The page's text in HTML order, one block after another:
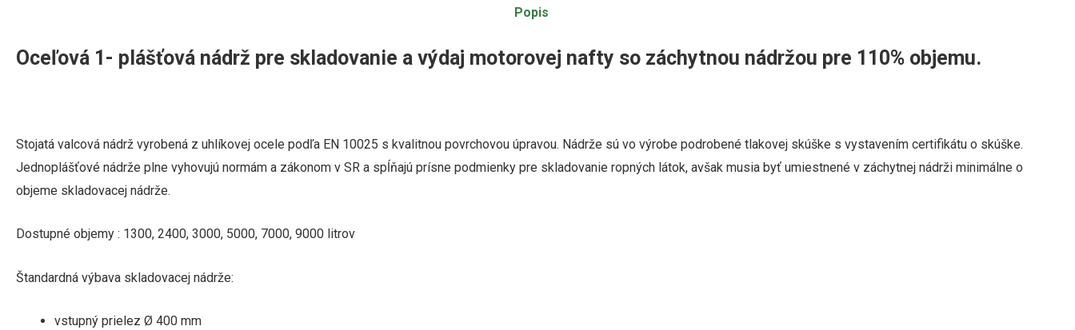
Popis
Oceľová 1- plášťová nádrž pre skladovanie a výdaj motorovej nafty so záchytnou nádržou pre 110% objemu.
Stojatá valcová nádrž vyrobená z uhlíkovej ocele podľa EN 10025 s kvalitnou povrchovou úpravou. Nádrže sú vo výrobe podrobené tlakovej skúške s vystavením certifikátu o skúške.
Jednoplášťové nádrže plne vyhovujú normám a zákonom v SR a spĺňajú prísne podmienky pre skladovanie ropných látok, avšak musia byť umiestnené v záchytnej nádrži minimálne o
objeme skladovacej nádrže.
Dostupné objemy : 1300, 2400, 3000, 5000, 7000, 9000 litrov
Štandardná výbava skladovacej nádrže:
vstupný prielez Ø 400 mm